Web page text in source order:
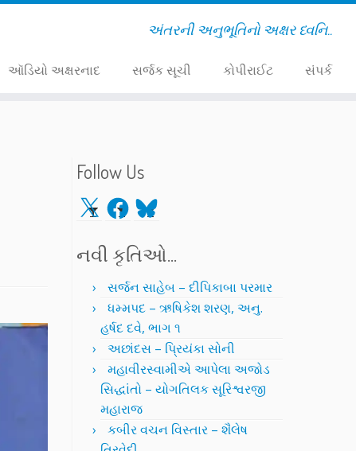
અંતરની અનુભૂતિનો અક્ષર ધ્વનિ..
ઑડિયો અક્ષરનાદ સર્જક સૂચી કોપીરાઈટ સંપર્ક
Follow Us
X Facebook
Bluesky
નવી કૃતિઓ…
સર્જન સાહેબ – દીપિકાબા પરમાર
ધમ્મપદ – ઋષિકેશ શરણ, અનુ.
હર્ષદ દવે, ભાગ ૧
અછાંદસ – પ્રિયંકા સોની
મહાવીરસ્વામીએ આપેલા અજોડ
સિદ્ધાંતો – યોગતિલક સૂરિશ્વરજી
મહારાજ
કબીર વચન વિસ્તાર – શૈલેષ